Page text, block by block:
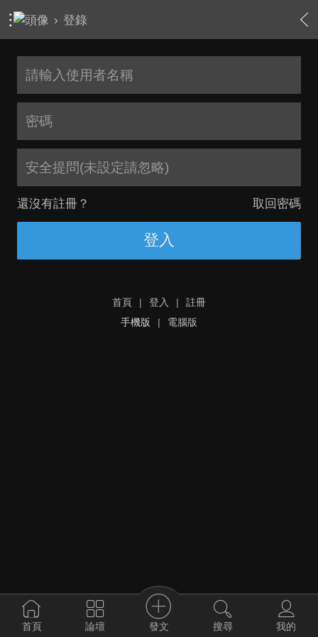
› 登錄
安全提問(未設定請忽略)
還沒有註冊？ 取回密碼
登入
首頁 | 登入 |
註冊
手機版
| 電腦版
首頁 論壇 發文 搜尋 我的